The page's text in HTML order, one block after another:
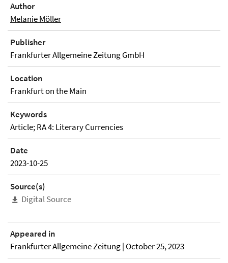
Author
Melanie Möller
Publisher
Frankfurter Allgemeine Zeitung GmbH
Location
Frankfurt on the Main
Keywords
Article; RA 4: Literary Currencies
Date
2023-10-25
Source(s)
Digital Source
Appeared in
Frankfurter Allgemeine Zeitung | October 25, 2023